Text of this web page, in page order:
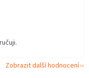
hvězdiček.
Zobrazit další hodnocení